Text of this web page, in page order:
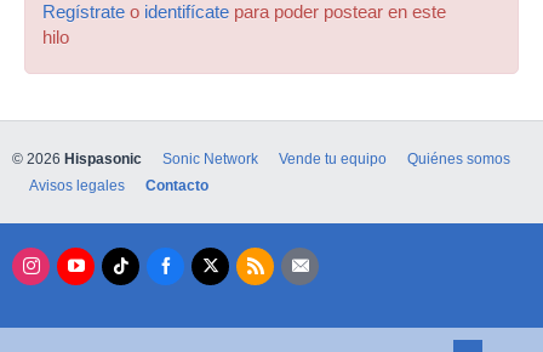
Regístrate o identifícate para poder postear en este
hilo
© 2026 Hispasonic Sonic Network Vende tu equipo
Quiénes somos
Avisos legales
Contacto